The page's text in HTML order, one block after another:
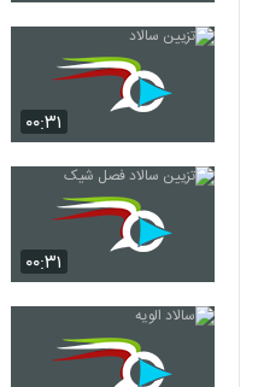
۰۰:۳۱
۰۰:۳۱